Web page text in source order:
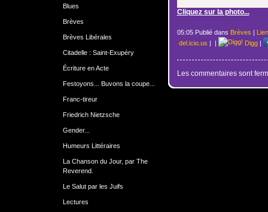
Blues
Brèves
Brèves Libérales
Citadelle : Saint-Exupéry
Écriture en Acte
Festoyons... Buvons la coupe...
Franc-tireur
Friedrich Nietzsche
Gender...
Humeurs Littéraires
La Chanson du Jour, par The
Reverend.
Le Salut par les Juifs
Lectures
Cliquez sur la photo...
05:05 Publié dans Brèves |
del.icio.us | | Digg|
Les commentaires sont